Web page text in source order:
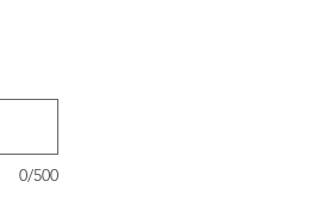
0/500